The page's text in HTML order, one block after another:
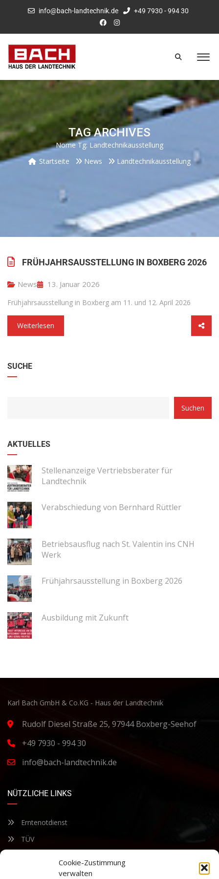
Cookie-Zustimmung
verwalten
info@bach-landtechnik.de +49 7930 - 994 30
TAG ARCHIVES
Nome Tg: Landtechnikausstellung
Startseite
News Landtechnikausstellung
FRÜHJAHRSAUSSTELLUNG IN BOXBERG 2026
News 13. Januar 2026
Frühjahrsausstellung in Boxberg am 11. und 12. April 2026
Weiterlesen
SUCHE
Suchen
AKTUELLES
Stellenanzeige Vertriebsberater für
Landtechnik
Verabschiedung von Bernhard Rüttler
Betriebsausflug nach St. Valentin ins CNH
Werk
Frühjahrsausstellung in Boxberg 2026
Ausbildung mit Zukunft
Karl Bach GmbH & Co.KG - Haus der Landtechnik
Rudolf Diesel Straße 25, 97944 Boxberg-Seehof
+49 7930 - 994 30
info@bach-landtechnik.de
NÜTZLICHE LINKS
Erntenotdienst
TÜV